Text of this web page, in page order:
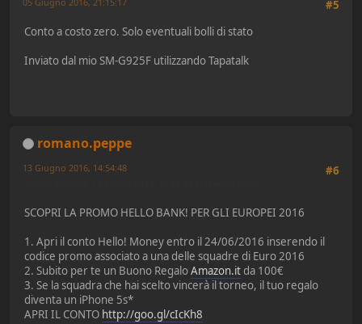
#5
Conto a costo zero. Solo eventuali bolli di stato
Inviato dal mio SM-G925F utilizzando Tapatalk
romano.peppe
#6
13 Giugno 2016, 14:54:48
SCOPRI LA PROMO HELLO BANK! PER GLI EUROPEI 2016
1. Apri il conto Hello! Money entro il 24/06/2016 inserendo il
codice promo associato a una delle squadre di Euro 2016
2. Subito per te un Buono RegaloAmazon.itda 100€
3. Se la squadra che hai scelto vincerà il torneo, il tuo regalo
diventa un iPhone 5s*
APRI IL CONTO http://goo.gl/cIcKh8